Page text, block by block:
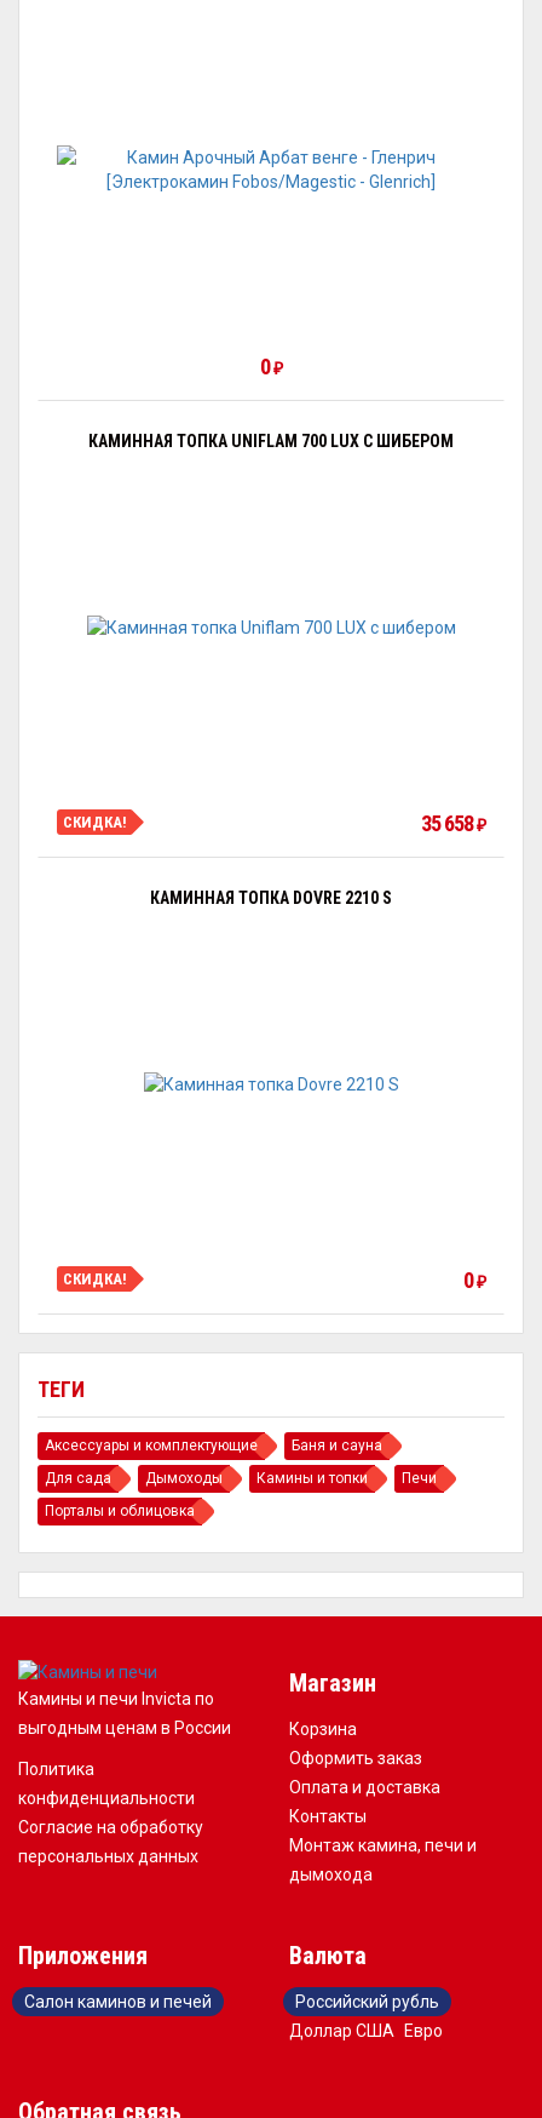
ТЕГИ
Аксессуары и комплектующие
Баня и сауна
Для сада
Дымоходы Камины и топки
Печи
Порталы и облицовка
0₽
КАМИННАЯ ТОПКА UNIFLAM 700 LUX С ШИБЕРОМ
СКИДКА! 35 658₽
КАМИННАЯ ТОПКА DOVRE 2210 S
СКИДКА! 0₽
Камины и печи Invicta по
выгодным ценам в России
Политика
конфиденциальности
Согласие на обработку
персональных данных
Магазин
Корзина
Оформить заказ
Оплата и доставка
Контакты
Монтаж камина, печи и
дымохода
Приложения
Салон каминов и печей
Валюта
Российский рубль
Доллар США
Евро
Обратная связь